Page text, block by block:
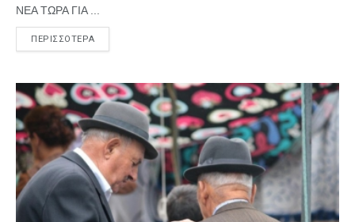
ΝΕΑ ΤΩΡΑ ΓΙΑ ...
ΠΕΡΙΣΣΟΤΕΡΑ